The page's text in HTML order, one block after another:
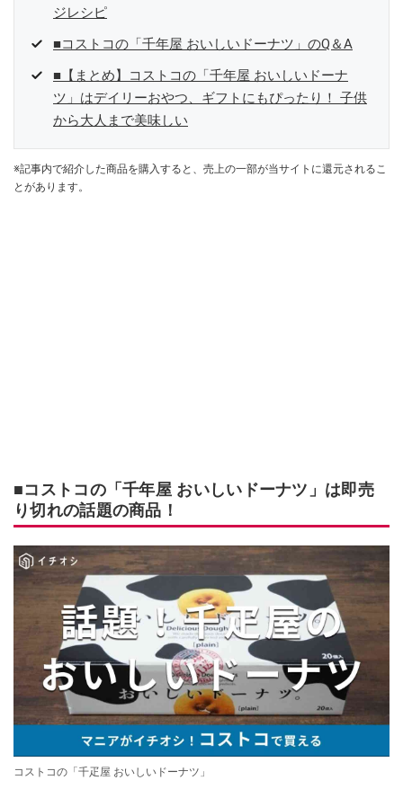
ジレシピ
■コストコの「千年屋 おいしいドーナツ」のQ＆A
■【まとめ】コストコの「千年屋 おいしいドーナ
ツ」はデイリーおやつ、ギフトにもぴったり！ 子供
から大人まで美味しい
※記事内で紹介した商品を購入すると、売上の一部が当サイトに還元されるこ
とがあります。
■コストコの「千年屋 おいしいドーナツ」は即売
り切れの話題の商品！
コストコの「千疋屋 おいしいドーナツ」